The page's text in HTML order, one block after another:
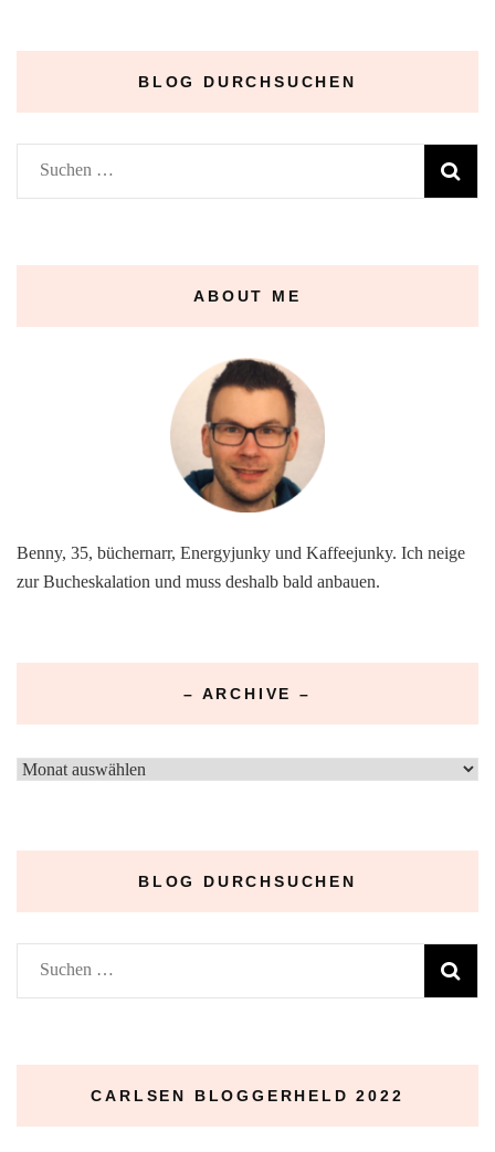
BLOG DURCHSUCHEN
Suchen
nach:
ABOUT ME
Benny, 35, büchernarr, Energyjunky und Kaffeejunky. Ich neige
zur Bucheskalation und muss deshalb bald anbauen.
– ARCHIVE –
–
BLOG DURCHSUCHEN
Suchen
nach:
CARLSEN BLOGGERHELD 2022